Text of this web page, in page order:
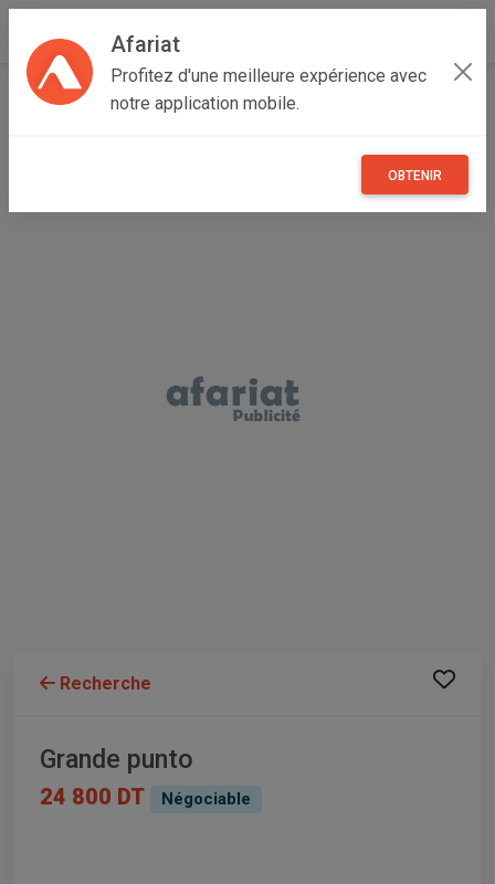
Afariat
Profitez d'une meilleure expérience avec
notre application mobile.
OBTENIR
Accueil Véhicules Grand Tunis
Recherche
Grande punto
24 800 DT Négociable